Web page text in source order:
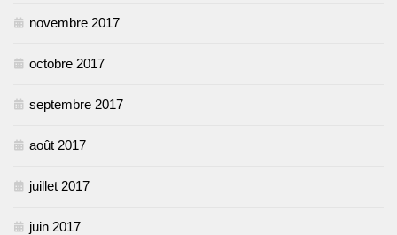
novembre 2017
octobre 2017
septembre 2017
août 2017
juillet 2017
juin 2017